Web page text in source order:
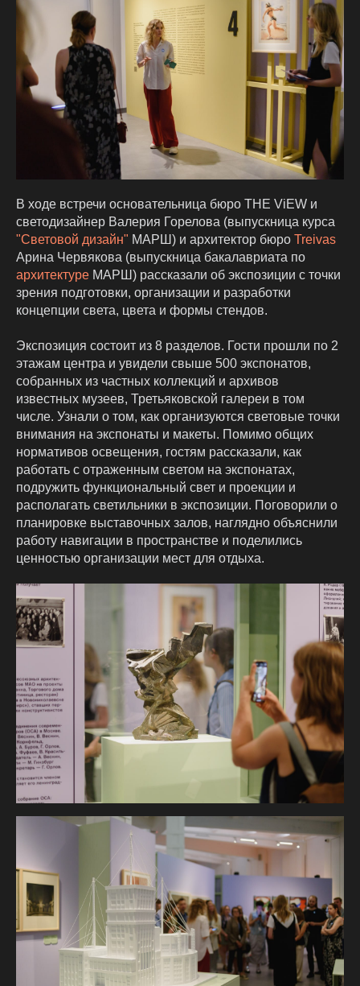
В ходе встречи основательница бюро THE ViEW и
светодизайнер Валерия Горелова (выпускница курса
"Световой дизайн" МАРШ) и архитектор бюро Treivas
Арина Червякова (выпускница бакалавриата по
архитектуре МАРШ) рассказали об экспозиции с точки
зрения подготовки, организации и разработки
концепции света, цвета и формы стендов.
Экспозиция состоит из 8 разделов. Гости прошли по 2
этажам центра и увидели свыше 500 экспонатов,
собранных из частных коллекций и архивов
известных музеев, Третьяковской галереи в том
числе. Узнали о том, как организуются световые точки
внимания на экспонаты и макеты. Помимо общих
нормативов освещения, гостям рассказали, как
работать с отраженным светом на экспонатах,
подружить функциональный свет и проекции и
располагать светильники в экспозиции. Поговорили о
планировке выставочных залов, наглядно объяснили
работу навигации в пространстве и поделились
ценностью организации мест для отдыха.